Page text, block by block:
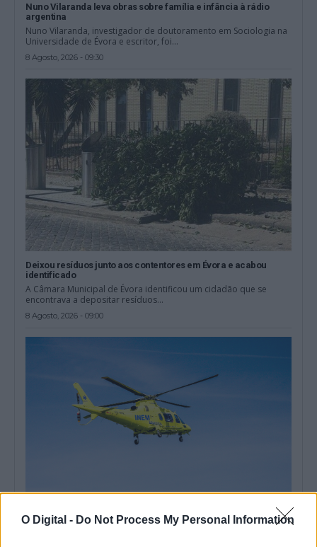
O Digital - Do Not Process My Personal Information
Nuno Vilaranda leva obras sobre família e infância à rádio
argentina
Nuno Vilaranda, investigador de doutoramento em Sociologia na
Universidade de Évora e escritor, foi...
8 Agosto, 2026 - 09:30
Deixou resíduos junto aos contentores em Évora e acabou
identificado
A Câmara Municipal de Évora identificou um cidadão que se
encontrava a depositar resíduos...
8 Agosto, 2026 - 09:00
Reguengos de Monsaraz: Despiste de trotinete provoca um